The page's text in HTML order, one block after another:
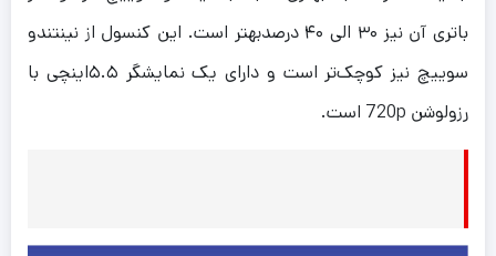
باتری آن نیز ۳۰ الی ۴۰ درصدبهتر است. این کنسول از نینتندو
سوییچ نیز کوچک‌تر است و دارای یک نمایشگر ۵.۵اینچی با
رزولوشن 720p است.